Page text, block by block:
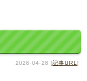
2026-04-28 [記事URL ]